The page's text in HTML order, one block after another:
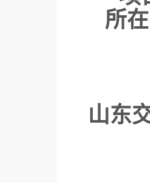
所
山东